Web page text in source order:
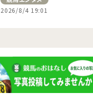
2026/8/4 19:01